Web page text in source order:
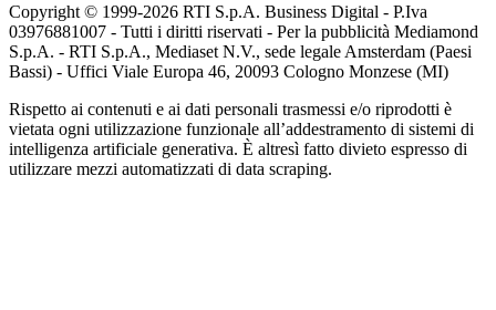
Copyright © 1999-2026 RTI S.p.A. Business Digital - P.Iva
03976881007 - Tutti i diritti riservati - Per la pubblicità Mediamond
S.p.A. - RTI S.p.A., Mediaset N.V., sede legale Amsterdam (Paesi
Bassi) - Uffici Viale Europa 46, 20093 Cologno Monzese (MI)
Rispetto ai contenuti e ai dati personali trasmessi e/o riprodotti è
vietata ogni utilizzazione funzionale all’addestramento di sistemi di
intelligenza artificiale generativa. È altresì fatto divieto espresso di
utilizzare mezzi automatizzati di data scraping.